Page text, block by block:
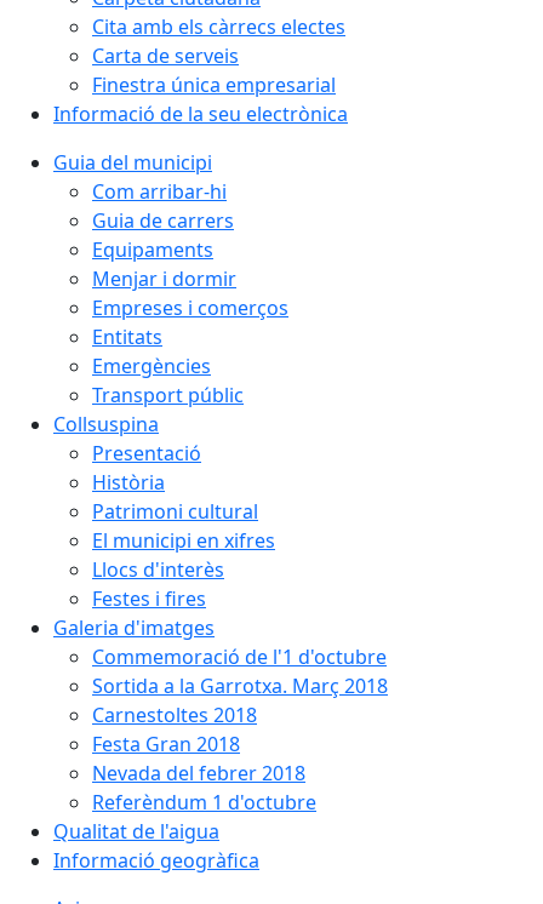
Cita amb els càrrecs electes
Carta de serveis
Finestra única empresarial
Informació de la seu electrònica
Guia del municipi
Com arribar-hi
Guia de carrers
Equipaments
Menjar i dormir
Empreses i comerços
Entitats
Emergències
Transport públic
Collsuspina
Presentació
Història
Patrimoni cultural
El municipi en xifres
Llocs d'interès
Festes i fires
Galeria d'imatges
Commemoració de l'1 d'octubre
Sortida a la Garrotxa. Març 2018
Carnestoltes 2018
Festa Gran 2018
Nevada del febrer 2018
Referèndum 1 d'octubre
Qualitat de l'aigua
Informació geogràfica